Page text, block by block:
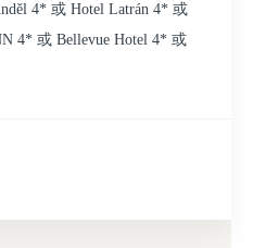
4* 或 Hotel Latrán 4* 或
4* 或 Bellevue Hotel 4* 或